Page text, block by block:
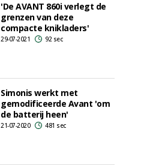
'De AVANT 860i verlegt de
grenzen van deze
compacte knikladers'
29-07-2021 92 sec
Simonis werkt met
gemodificeerde Avant 'om
de batterij heen'
21-07-2020 481 sec